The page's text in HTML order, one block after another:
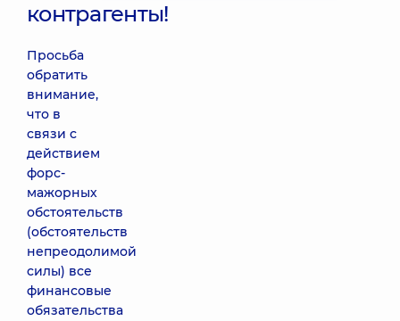
контрагенты!
Просьба
обратить
внимание,
что в
связи с
действием
форс-
мажорных
обстоятельств
(обстоятельств
непреодолимой
силы) все
финансовые
обязательства